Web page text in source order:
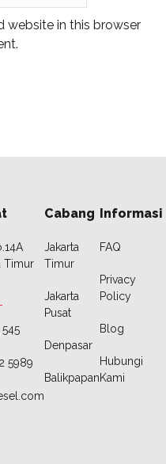
website in this browser
Timur
5989
Cabang
Jakarta
Timur
Jakarta
Pusat
Denpasar
Balikpapan
Informasi
FAQ
Privacy
Policy
Blog
Hubungi
Kami